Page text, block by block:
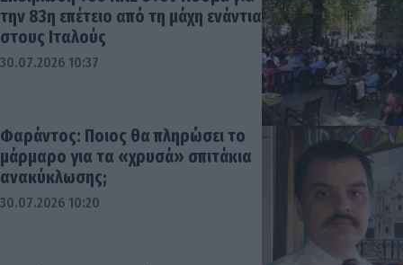
την 83η επέτειο από τη μάχη ενάντια
στους Ιταλούς
30.07.2026 10:37
Φαράντος: Ποιος θα πληρώσει το
μάρμαρο για τα «χρυσά» σπιτάκια
ανακύκλωσης;
30.07.2026 10:20